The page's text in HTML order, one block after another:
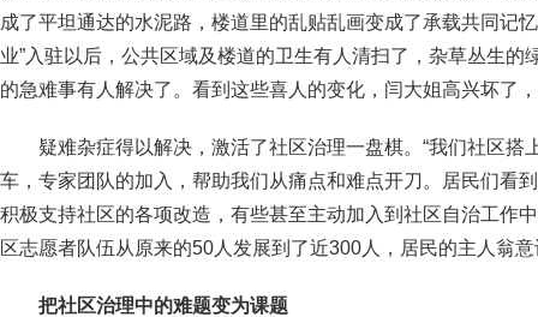
成了平坦通达的水泥路，楼道里的乱贴乱画变成了承载共同记
业”入驻以后，公共区域及楼道的卫生有人清扫了，杂草丛生的
的急难事有人解决了。看到这些喜人的变化，闫大姐高兴坏了
疑难杂症得以解决，激活了社区治理一盘棋。“我们社区搭
车，专家团队的加入，帮助我们从痛点和难点开刀。居民们看
积极支持社区的各项改造，有些甚至主动加入到社区自治工作
区志愿者队伍从原来的50人发展到了近300人，居民的主人翁
把社区治理中的难题变为课题